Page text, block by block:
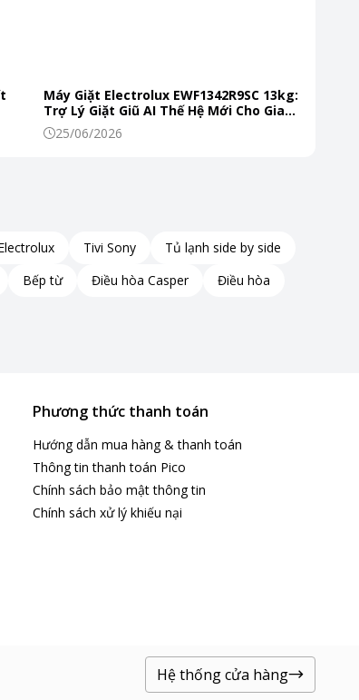
Máy Giặt Electrolux EWF1342R9SC 13kg:
Trợ Lý Giặt Giũ AI Thế Hệ Mới Cho Gia
Đình Hiện Đại
25/06/2026
Tivi Sony
Tủ lạnh side by side
Bếp từ Điều hòa Casper
Điều hòa
Phương thức thanh toán
Hướng dẫn mua hàng & thanh toán
Thông tin thanh toán Pico
Chính sách bảo mật thông tin
Chính sách xử lý khiếu nại
Hệ thống cửa hàng